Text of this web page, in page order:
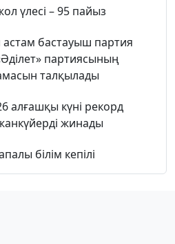
үлесі – 95 пайыз
бастауыш партия
партиясының
талқылады
алғашқы күні рекорд
жинады
білім кепілі